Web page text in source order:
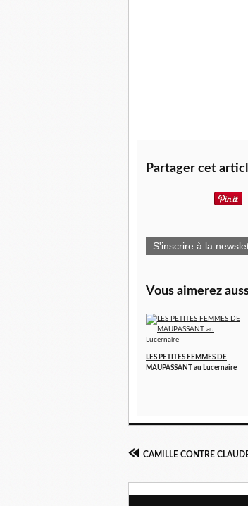
Partager cet
S'inscrire à la
Vous aimerez
LES PETITES FEMMES DE
MAUPASSANT au Lucernaire
CAMILLE CONTRE